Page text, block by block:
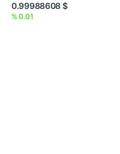
$ 0.99988608
0.01 %